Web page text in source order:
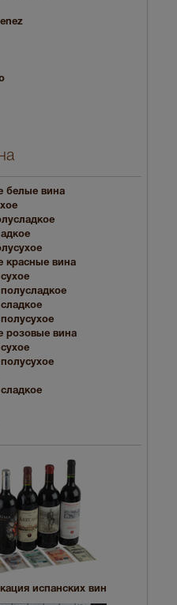
белые вина
красные вина
розовые вина
испанских вин